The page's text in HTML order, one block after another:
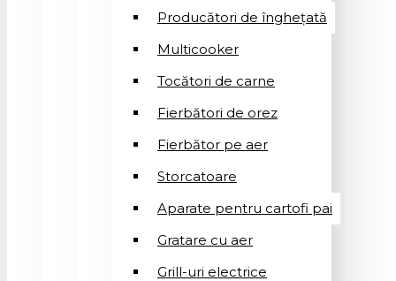
Producători de înghețată
Multicooker
Tocători de carne
Fierbători de orez
Fierbător pe aer
Storcatoare
Aparate pentru cartofi pai
Gratare cu aer
Grill-uri electrice